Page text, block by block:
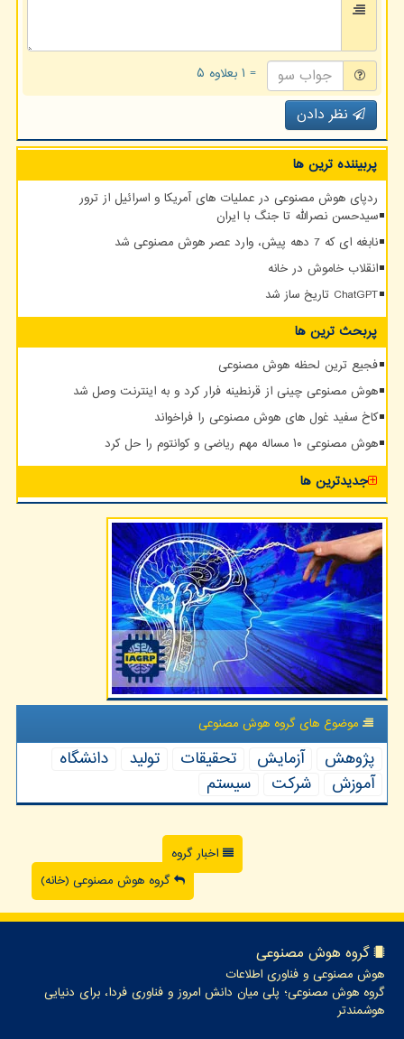
= ۱ بعلاوه ۵
نظر دادن
پربیننده ترین ها
ردپای هوش مصنوعی در عملیات های آمریکا و اسرائیل از ترور
سیدحسن نصرالله تا جنگ با ایران
نابغه ای که 7 دهه پیش، وارد عصر هوش مصنوعی شد
انقلاب خاموش در خانه
ChatGPT تاریخ ساز شد
پربحث ترین ها
فجیع ترین لحظه هوش مصنوعی
هوش مصنوعی چینی از قرنطینه فرار کرد و به اینترنت وصل شد
کاخ سفید غول های هوش مصنوعی را فراخواند
هوش مصنوعی ۱۰ مساله مهم ریاضی و کوانتوم را حل کرد
جدیدترین ها
موضوع های گروه هوش مصنوعی
پژوهش آزمایش تحقیقات تولید
دانشگاه
آموزش
شركت سیستم
اخبار گروه
گروه هوش مصنوعی (خانه)
گروه هوش مصنوعی
هوش مصنوعی و فناوری اطلاعات
گروه هوش مصنوعی؛ پلی میان دانش امروز و فناوری فردا، برای دنیایی
هوشمندتر